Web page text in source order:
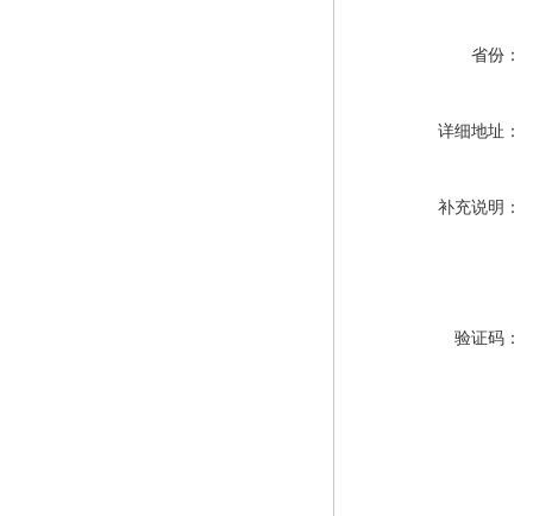
省份：
详细地址：
补充说明：
验证码：